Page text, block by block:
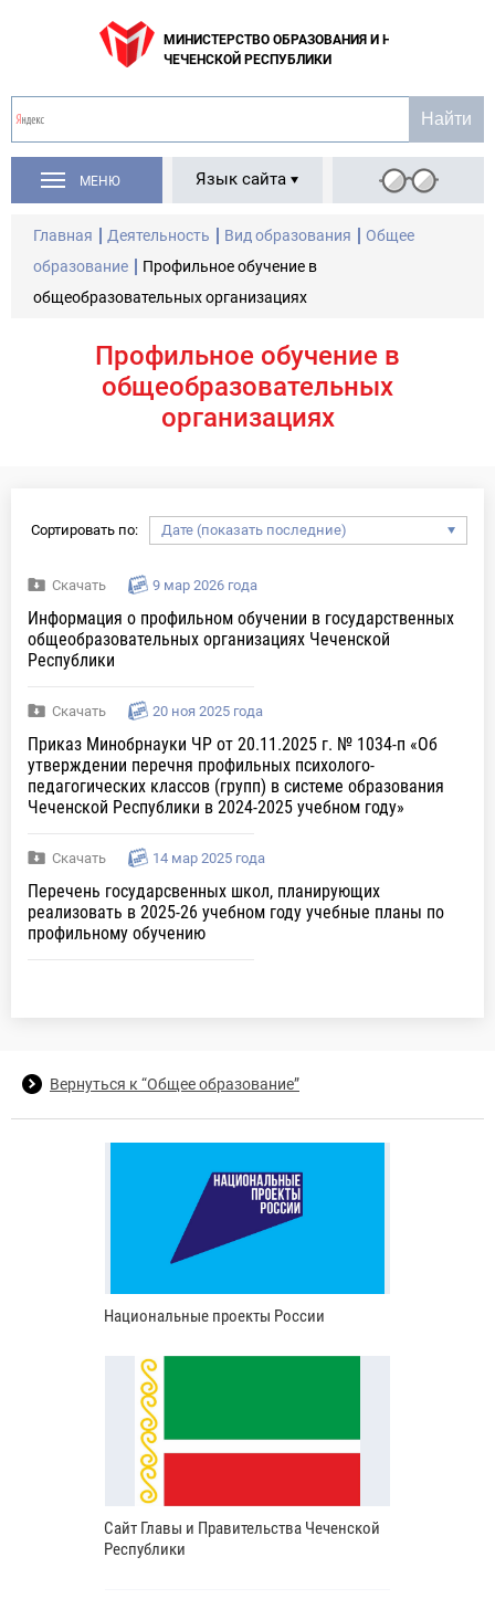
МИНИСТЕРСТВО ОБРАЗОВАНИЯ И НАУКИ
ЧЕЧЕНСКОЙ РЕСПУБЛИКИ
МЕНЮ Язык сайта
Главная Деятельность Вид образования
Общее
образование
Профильное обучение в
общеобразовательных организациях
Профильное обучение в
общеобразовательных
организациях
Сортировать по:
Скачать 9 мар 2026 года
Информация о профильном обучении в государственных
общеобразовательных организациях Чеченской
Республики
Скачать 20 ноя 2025 года
Приказ Минобрнауки ЧР от 20.11.2025 г. № 1034-п «Об
утверждении перечня профильных психолого-
педагогических классов (групп) в системе образования
Чеченской Республики в 2024-2025 учебном году»
Скачать 14 мар 2025 года
Перечень государсвенных школ, планирующих
реализовать в 2025-26 учебном году учебные планы по
профильному обучению
Вернуться к “Общее образование”
Национальные проекты России
Сайт Главы и Правительства Чеченской
Республики